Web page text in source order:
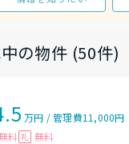
の物件 (50件)
万円 /管理費11,000円
料 礼 無料